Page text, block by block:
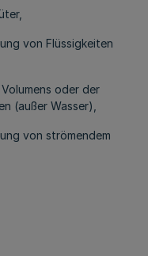
von Flüssigkeiten
oder der
(außer Wasser),
von strömendem